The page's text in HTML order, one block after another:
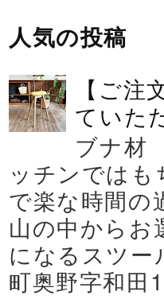
人気の投稿
【ご
ていた
ブナ材
ッチンでは
で楽な時間の
山の中から
になるスツー
町奥野字和